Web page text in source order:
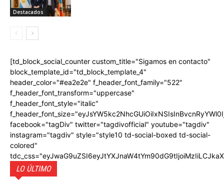
Destacados
[td_block_social_counter custom_title="Sigamos en contacto"
block_template_id="td_block_template_4"
header_color="#ea2e2e" f_header_font_family="522"
f_header_font_transform="uppercase"
f_header_font_style="italic"
facebook="tagDiv" twitter="tagdivofficial" youtube="tagdiv"
instagram="tagdiv" style="style10 td-social-boxed td-social-
colored"
LO ÚLTIMO